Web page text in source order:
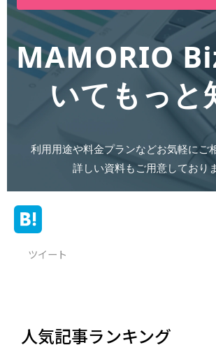
MAMORIO
いてもっと
利用用途や料金プランなどお気軽にご
詳しい資料もご用意しておりま
ツイート
人気記事ランキング